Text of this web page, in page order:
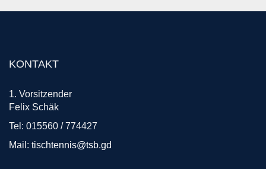
KONTAKT
1. Vorsitzender
Felix Schäk
Tel: 015560 / 774427
Mail: tischtennis@tsb.gd